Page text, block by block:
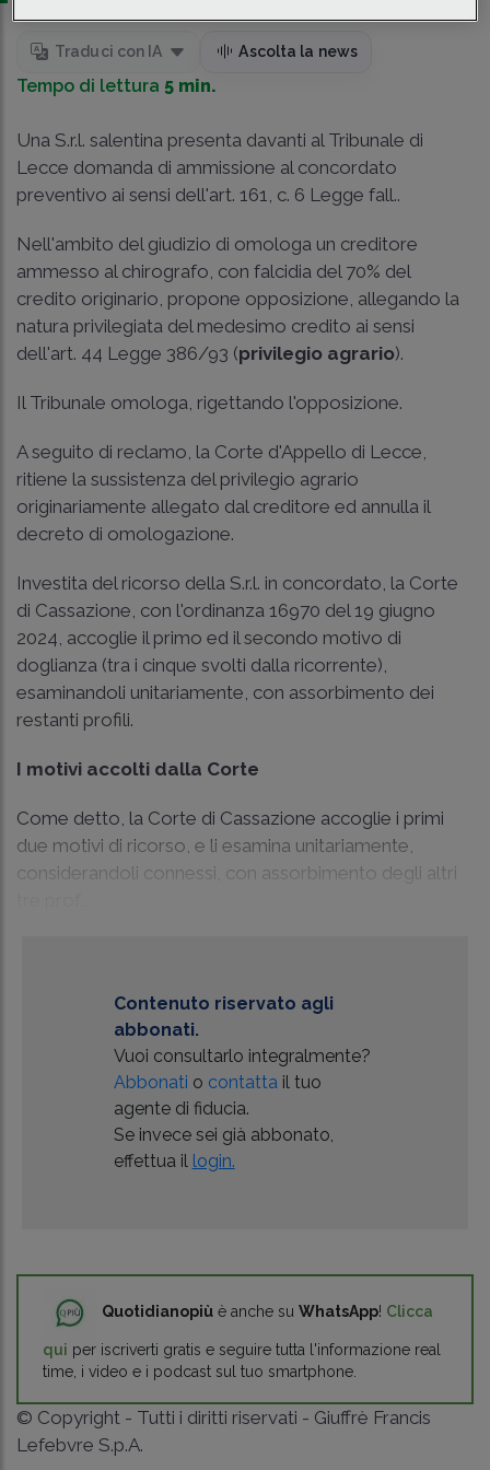
Traduci con IA Ascolta la news
Tempo di lettura 5 min.
Una S.r.l. salentina presenta davanti al Tribunale di
Lecce domanda di ammissione al concordato
preventivo ai sensi dell'art. 161, c. 6 Legge fall..
Nell'ambito del giudizio di omologa un creditore
ammesso al chirografo, con falcidia del 70% del
credito originario, propone opposizione, allegando la
natura privilegiata del medesimo credito ai sensi
dell'art. 44 Legge 386/93 (privilegio agrario).
Il Tribunale omologa, rigettando l'opposizione.
A seguito di reclamo, la Corte d'Appello di Lecce,
ritiene la sussistenza del privilegio agrario
originariamente allegato dal creditore ed annulla il
decreto di omologazione.
Investita del ricorso della S.r.l. in concordato, la Corte
di Cassazione, con l'ordinanza 16970 del 19 giugno
2024 , accoglie il primo ed il secondo motivo di
doglianza (tra i cinque svolti dalla ricorrente),
esaminandoli unitariamente, con assorbimento dei
restanti profili.
I motivi accolti dalla Corte
Come detto, la Corte di Cassazione accoglie i primi
due motivi di ricorso, e li esamina unitariamente,
considerandoli connessi, con assorbimento degli altri
Contenuto riservato agli
abbonati.
Vuoi consultarlo integralmente?
Abbonati o contatta il tuo
agente di fiducia.
Se invece sei già abbonato,
effettua il login.
Quotidianopiù è anche su WhatsApp! Clicca
qui per iscriverti gratis e seguire tutta l'informazione real
time, i video e i podcast sul tuo smartphone.
© Copyright - Tutti i diritti riservati - Giuffrè Francis
Lefebvre S.p.A.